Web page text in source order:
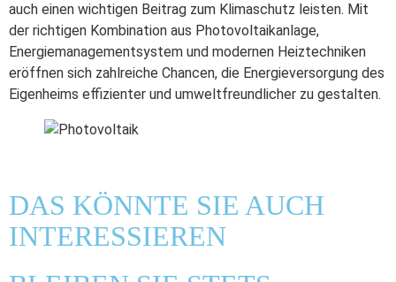
auch einen wichtigen Beitrag zum Klimaschutz leisten. Mit
der richtigen Kombination aus Photovoltaikanlage,
Energiemanagementsystem und modernen Heiztechniken
eröffnen sich zahlreiche Chancen, die Energieversorgung des
Eigenheims effizienter und umweltfreundlicher zu gestalten.
DAS KÖNNTE SIE AUCH
INTERESSIEREN